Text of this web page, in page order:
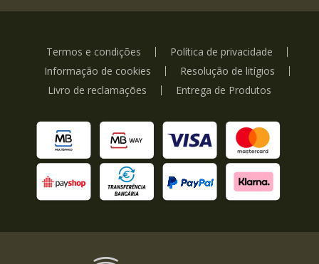
Termos e condições
Política de privacidade
Informação de cookies
Resolução de litígios
Livro de reclamações
Entrega de Produtos